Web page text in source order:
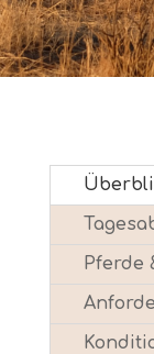
Pferde